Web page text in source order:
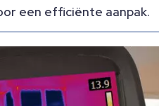
een efficiënte aanpak.​